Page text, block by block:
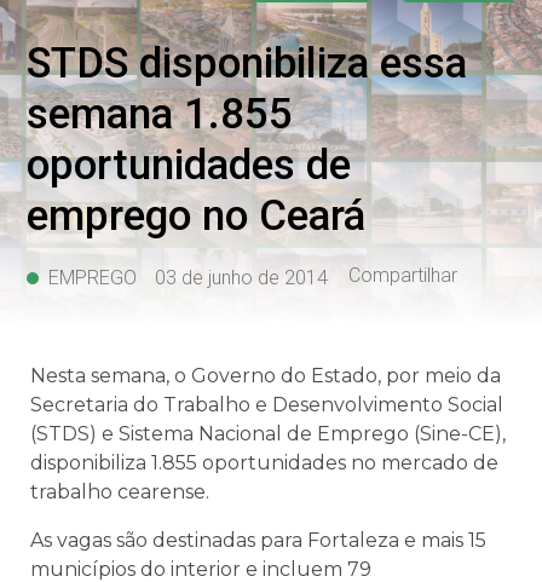
STDS disponibiliza essa
semana 1.855
oportunidades de
emprego no Ceará
EMPREGO 03 de junho de 2014 Compartilhar
Nesta semana, o Governo do Estado, por meio da
Secretaria do Trabalho e Desenvolvimento Social
(STDS) e Sistema Nacional de Emprego (Sine-CE),
disponibiliza 1.855 oportunidades no mercado de
trabalho cearense.
As vagas são destinadas para Fortaleza e mais 15
municípios do interior e incluem 79